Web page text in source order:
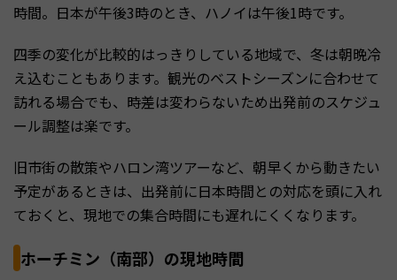
時間。日本が午後3時のとき、ハノイは午後1時です。
四季の変化が比較的はっきりしている地域で、冬は朝晩冷
え込むこともあります。観光のベストシーズンに合わせて
訪れる場合でも、時差は変わらないため出発前のスケジュ
ール調整は楽です。
旧市街の散策やハロン湾ツアーなど、朝早くから動きたい
予定があるときは、出発前に日本時間との対応を頭に入れ
ておくと、現地での集合時間にも遅れにくくなります。
ホーチミン（南部）の現地時間